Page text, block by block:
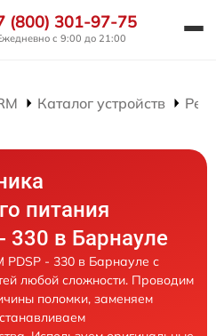
(800) 301-97-75
с 9:00 до 21:00
Каталог устройств
питания
330 в Барнауле
PDSP - 330 в Барнауле с
любой сложности. Проводим
поломки, заменяем